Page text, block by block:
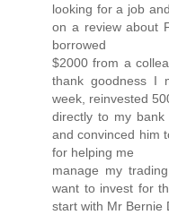
looking for a job
on a review about
borrowed
$2000 from a
thank goodness I
week, reinvested
directly to my bank
and convinced him
for helping me
manage my
want to invest for
start with Mr Bernie